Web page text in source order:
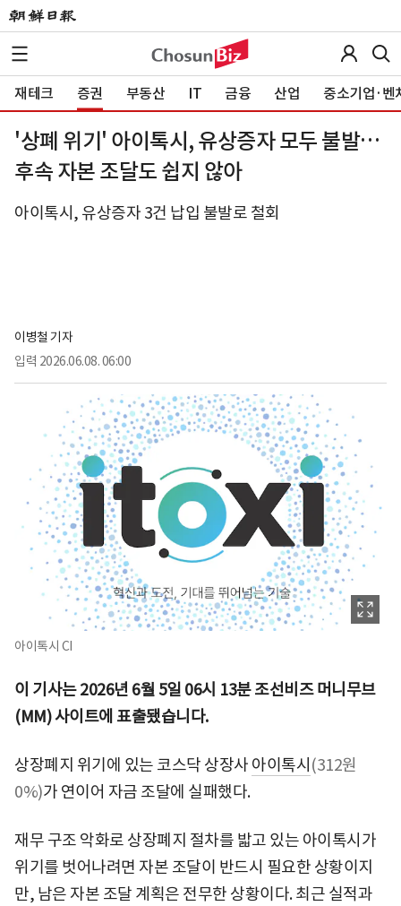
재테크 증권 부동산 IT 금융 산업 중소기업·벤
'상폐 위기' 아이톡시, 유상증자 모두 불발…
후속 자본 조달도 쉽지 않아
아이톡시, 유상증자 3건 납입 불발로 철회
이병철 기자
입력 2026.06.08. 06:00
아이톡시 CI
이 기사는 2026년 6월 5일 06시 13분 조선비즈 머니무브
(MM) 사이트에 표출됐습니다.
상장폐지 위기에 있는 코스닥 상장사 아이톡시 (312원
0%)가 연이어 자금 조달에 실패했다.
재무 구조 악화로 상장폐지 절차를 밟고 있는 아이톡시가
위기를 벗어나려면 자본 조달이 반드시 필요한 상황이지
만, 남은 자본 조달 계획은 전무한 상황이다. 최근 실적과